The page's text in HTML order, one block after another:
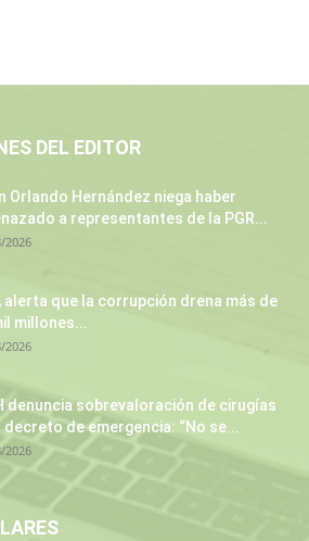
DEL EDITOR
Orlando Hernández niega haber
a representantes de la PGR...
2026
alerta que la corrupción drena más de
millones...
2026
denuncia sobrevaloración de cirugías
decreto de emergencia: “No se...
2026